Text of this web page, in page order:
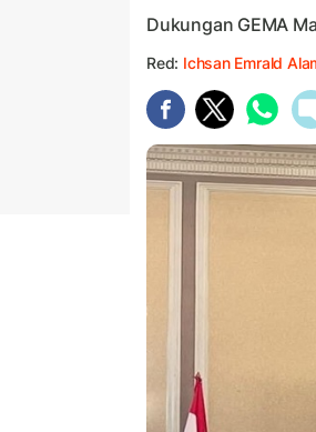
Dukungan GEMA
Red: Ichsan Emrald